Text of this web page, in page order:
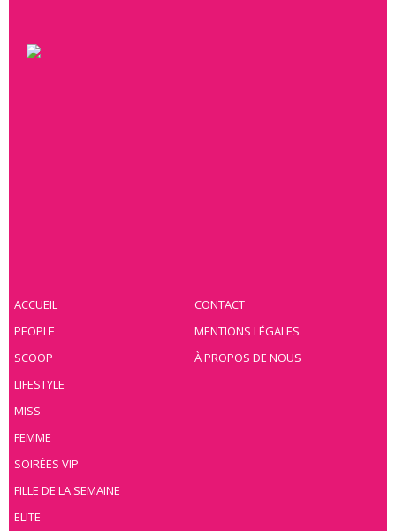
ACCUEIL
PEOPLE
SCOOP
LIFESTYLE
MISS
FEMME
SOIRÉES VIP
FILLE DE LA SEMAINE
ELITE
CONTACT
MENTIONS LÉGALES
À PROPOS DE NOUS